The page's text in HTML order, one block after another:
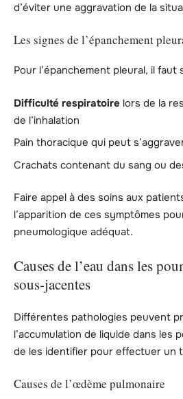
d’éviter une aggravation de la
Les signes de l’épanchement
Pour l’épanchement pleural, il faut
Difficulté respiratoire lors de la
de l’inhalation
Pain thoracique qui peut
Crachats contenant du sang ou
Faire appel à des soins aux
l’apparition de ces symptômes
pneumologique adéquat.
Causes de l’eau dans les
sous-jacentes
Différentes pathologies peuvent
l’accumulation de liquide dans les
de les identifier pour effectuer un
Causes de l’œdème pulmonaire